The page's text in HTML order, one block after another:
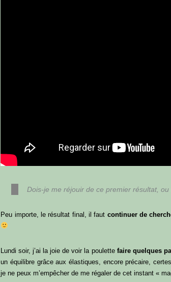
Dois-je me réjouir de ce premier résultat,
Peu importe, le résultat final, il faut continuer de
Lundi soir, j’ai la joie de voir la poulette faire quelques
un équilibre grâce aux élastiques, encore précaire,
je ne peux m’empêcher de me régaler de cet instant «